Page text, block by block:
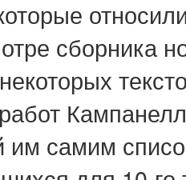
сборника
им самим